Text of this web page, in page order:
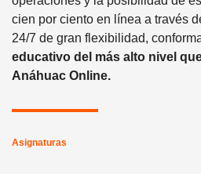
cien por ciento en línea a través
24/7 de gran flexibilidad,
educativo del más alto nivel
Anáhuac Online.
Asignaturas